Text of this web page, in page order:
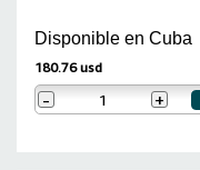
Disponible en Cuba
180.76 usd
- +